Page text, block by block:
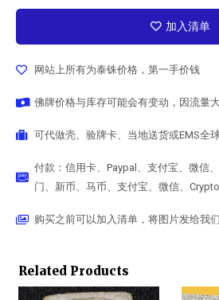
加入清单
网站上所有为泰铢价格，第一手价钱
佛牌价格与库存可能会有变动，因流量
可代做壳、验牌卡、当地送货或EMS全
付款：信用卡、Paypal、支付宝、微信
门、新币、马币、支付宝、微信、Crypto
购买之前可以加入清单，将图片发给我
Related Products